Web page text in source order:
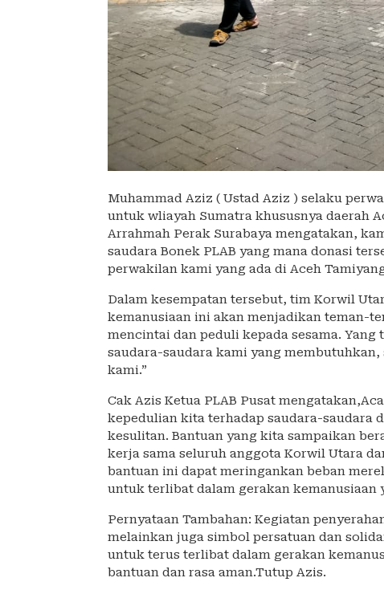
Muhammad Aziz ( Ustad Aziz ) selaku
untuk wliayah Sumatra khususnya daerah
Arrahmah Perak Surabaya mengatakan,
saudara Bonek PLAB yang mana donasi
perwakilan kami yang ada di Aceh
Dalam kesempatan tersebut, tim Korwil
kemanusiaan ini akan menjadikan teman-
mencintai dan peduli kepada sesama.
saudara-saudara kami yang
kami.”
Cak Azis Ketua PLAB Pusat
kepedulian kita terhadap saudara-saudara
kesulitan. Bantuan yang kita sampaikan
kerja sama seluruh anggota Korwil Utara
bantuan ini dapat meringankan beban
untuk terlibat dalam gerakan kemanusiaan
Pernyataan Tambahan: Kegiatan
melainkan juga simbol persatuan dan
untuk terus terlibat dalam gerakan
bantuan dan rasa aman.Tutup Azis.